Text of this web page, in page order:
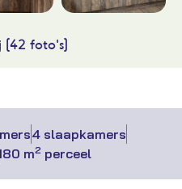
(42 foto's)
4 slaapkamers
m2 perceel